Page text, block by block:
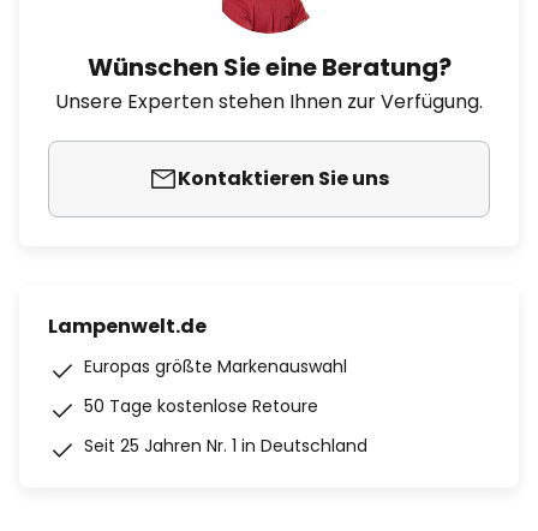
Wünschen Sie eine Beratung?
Unsere Experten stehen Ihnen zur Verfügung.
Kontaktieren Sie uns
Lampenwelt.de
Europas größte Markenauswahl
50 Tage kostenlose Retoure
Seit 25 Jahren Nr. 1 in Deutschland